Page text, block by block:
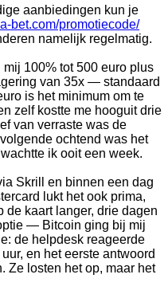
aanbiedingen kun je
bet.com/promotiecode/
namelijk regelmatig.
100% tot 500 euro plus
van 35x — standaard
is het minimum om te
zelf kostte me hooguit drie
van verraste was de
ochtend was het
ik ooit een week.
Skrill en binnen een dag
lukt het ook prima,
de kaart langer, drie dagen
— Bitcoin ging bij mij
de helpdesk reageerde
en het eerste antwoord
Ze losten het op, maar het